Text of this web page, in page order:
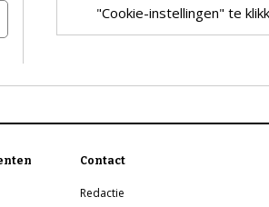
"Cookie-instellingen" te
Contact
Redactie